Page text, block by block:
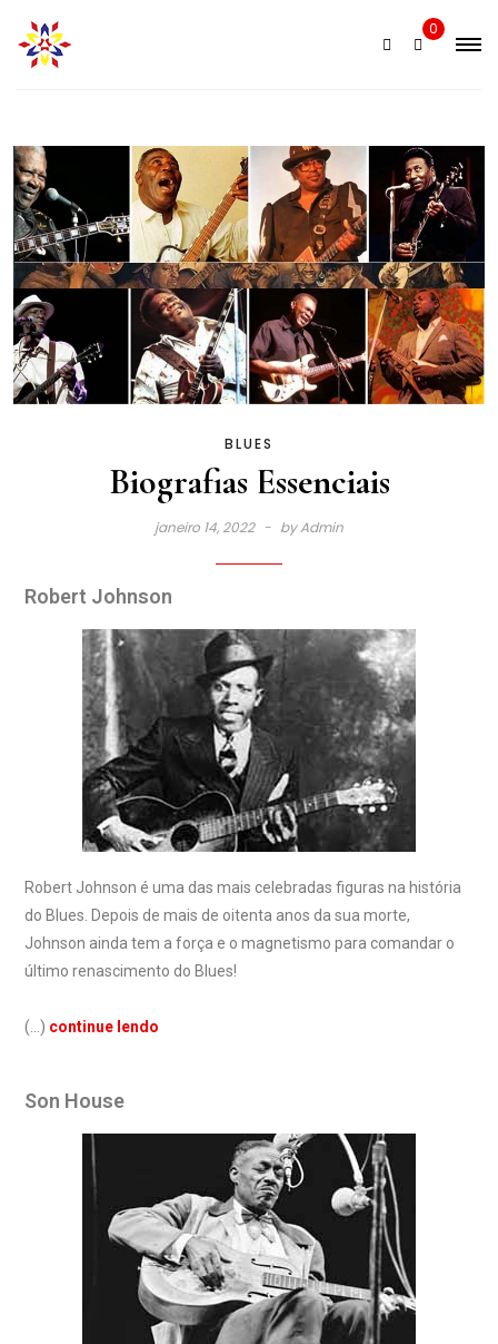
0
BLUES
Biografias Essenciais
janeiro 14, 2022 byAdmin
Robert Johnson
Robert Johnson é uma das mais celebradas figuras na história
do Blues. Depois de mais de oitenta anos da sua morte,
Johnson ainda tem a força e o magnetismo para comandar o
último renascimento do Blues!
(…) continue lendo
Son House